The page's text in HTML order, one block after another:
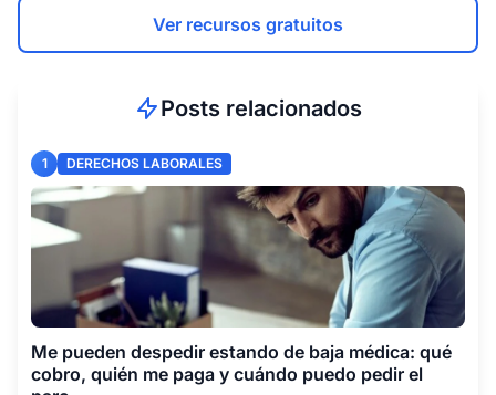
Ver recursos gratuitos
Posts relacionados
1 DERECHOS LABORALES
Me pueden despedir estando de baja médica: qué
cobro, quién me paga y cuándo puedo pedir el